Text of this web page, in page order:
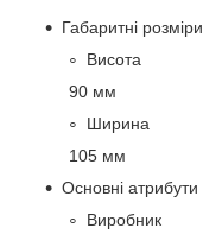
Габаритні розміри
Висота
90 мм
Ширина
105 мм
Основні атрибути
Виробник